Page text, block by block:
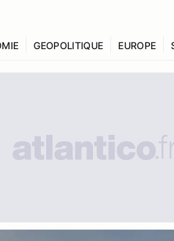
GEOPOLITIQUE EUROPE